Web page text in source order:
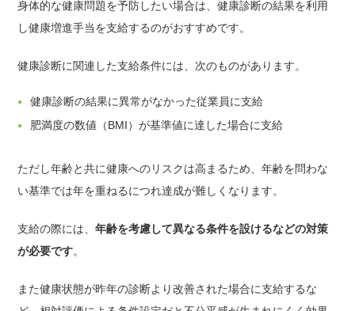
身体的な健康問題を予防したい場合は、健康診断の結果を利用
し健康増進手当を支給するのがおすすめです。
健康診断に関連した支給条件には、次のものがあります。
健康診断の結果に異常がなかった従業員に支給
肥満度の数値（BMI）が基準値に達した場合に支給
ただし年齢と共に健康へのリスクは高まるため、年齢を問わな
い基準では年を重ねるにつれ達成が難しくなります。
支給の際には、年齢を考慮して異なる条件を設けるなどの対策
が必要です。
また健康状態が昨年の診断より改善された場合に支給するな